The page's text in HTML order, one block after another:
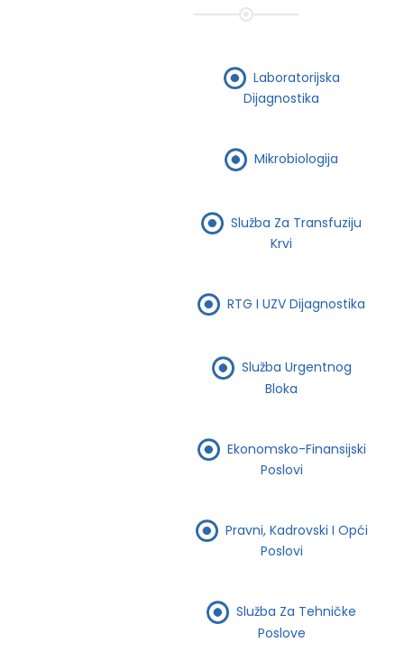
Laboratorijska
Dijagnostika
Mikrobiologija
Služba Za Transfuziju
Krvi
RTG I UZV Dijagnostika
Služba Urgentnog
Bloka
Ekonomsko-Finansijski
Poslovi
Pravni, Kadrovski I Opći
Poslovi
Služba Za Tehničke
Poslove